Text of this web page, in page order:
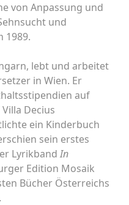
von Anpassung und
und
1989.
lebt und arbeitet
in Wien. Er
auf
Decius
ein Kinderbuch
sein erstes
Lyrikband In
Edition Mosaik
Bücher Österreichs